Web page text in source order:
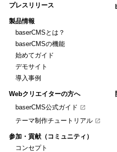
プレスリリース
製品情報
baserCMSとは？
baserCMSの機能
始めてガイド
デモサイト
導入事例
Webクリエイターの方へ
baserCMS公式ガイド
テーマ制作チュートリアル
参加・貢献（コミュニティ）
コンセプト